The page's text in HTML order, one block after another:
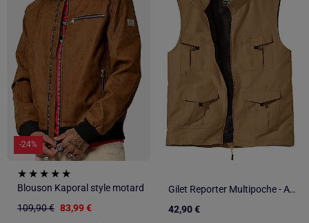
-24%
Blouson Kaporal style motard
109,90 € 83,99 €
Gilet Reporter Multipoche - ATLAS FOR MEN
42,90 €